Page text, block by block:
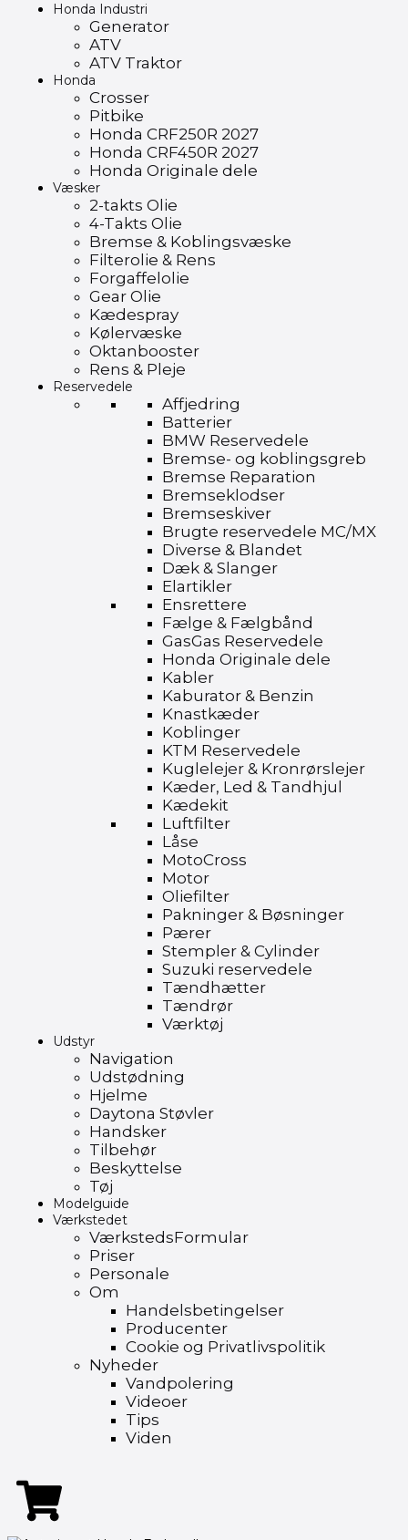
Honda Industri
Generator
ATV
ATV Traktor
Honda
Crosser
Pitbike
Honda CRF250R 2027
Honda CRF450R 2027
Honda Originale dele
Væsker
2-takts Olie
4-Takts Olie
Bremse & Koblingsvæske
Filterolie & Rens
Forgaffelolie
Gear Olie
Kædespray
Kølervæske
Oktanbooster
Rens & Pleje
Reservedele
Affjedring
Batterier
BMW Reservedele
Bremse- og koblingsgreb
Bremse Reparation
Bremseklodser
Bremseskiver
Brugte reservedele MC/MX
Diverse & Blandet
Dæk & Slanger
Elartikler
Ensrettere
Fælge & Fælgbånd
GasGas Reservedele
Honda Originale dele
Kabler
Kaburator & Benzin
Knastkæder
Koblinger
KTM Reservedele
Kuglelejer & Kronrørslejer
Kæder, Led & Tandhjul
Kædekit
Luftfilter
Låse
MotoCross
Motor
Oliefilter
Pakninger & Bøsninger
Pærer
Stempler & Cylinder
Suzuki reservedele
Tændhætter
Tændrør
Værktøj
Udstyr
Navigation
Udstødning
Hjelme
Daytona Støvler
Handsker
Tilbehør
Beskyttelse
Tøj
Modelguide
Værkstedet
VærkstedsFormular
Priser
Personale
Om
Handelsbetingelser
Producenter
Cookie og Privatlivspolitik
Nyheder
Vandpolering
Videoer
Tips
Viden